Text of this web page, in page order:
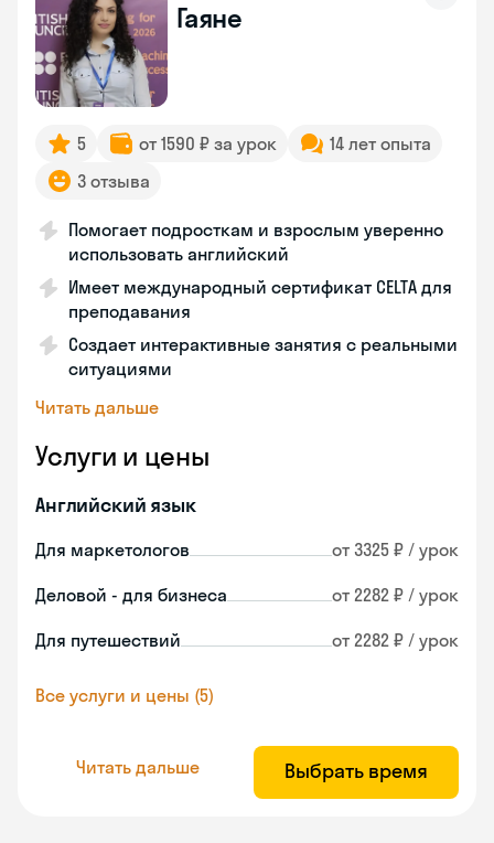
Гаяне
5 от 1590 ₽ за урок
14 лет опыта
3 отзыва
Помогает подросткам и взрослым уверенно
использовать английский
Имеет международный сертификат CELTA для
преподавания
Создает интерактивные занятия с реальными
ситуациями
Читать дальше
Услуги и цены
Английский язык
Для маркетологов от 3325 ₽ / урок
Деловой - для бизнеса от 2282 ₽ / урок
Для путешествий от 2282 ₽ / урок
Все услуги и цены (5)
Читать дальше Выбрать время